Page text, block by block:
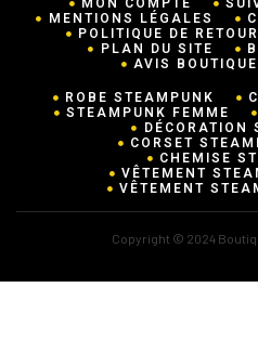
MENTIONS LÉGALES
POLITIQUE DE RETOUR
PLAN DU SITE
AVIS
ROBE STEAMPUNK
STEAMPUNK FEMME
DÉCORATION
CORSET
CHEMISE
VÊTEMENT
VÊTEMENT
Copyright © 2024